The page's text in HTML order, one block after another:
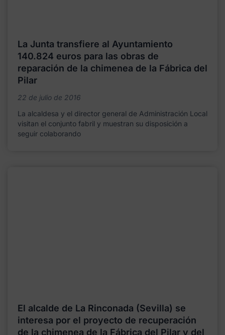
La Junta transfiere al Ayuntamiento
140.824 euros para las obras de
reparación de la chimenea de la Fábrica del
Pilar
22 de julio de 2016
La alcaldesa y el director general de Administración Local
visitan el conjunto fabril y muestran su disposición a
seguir colaborando
El alcalde de La Rinconada (Sevilla) se
interesa por el proyecto de recuperación
de la chimenea de la Fábrica del Pilar y del